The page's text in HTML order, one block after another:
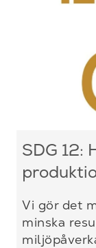
SDG 12:
Vi gör det
minska